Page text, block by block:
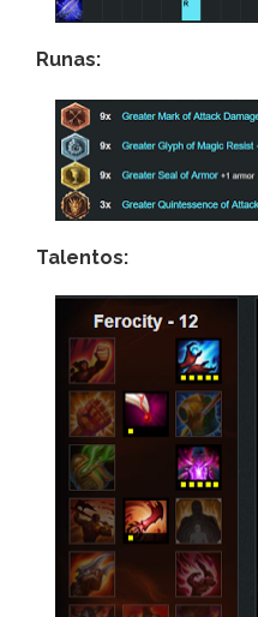
Runas:
Talentos: